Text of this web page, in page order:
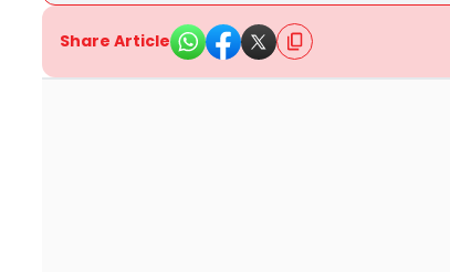
Share Article